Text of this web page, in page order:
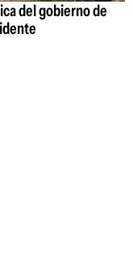
del gobierno de